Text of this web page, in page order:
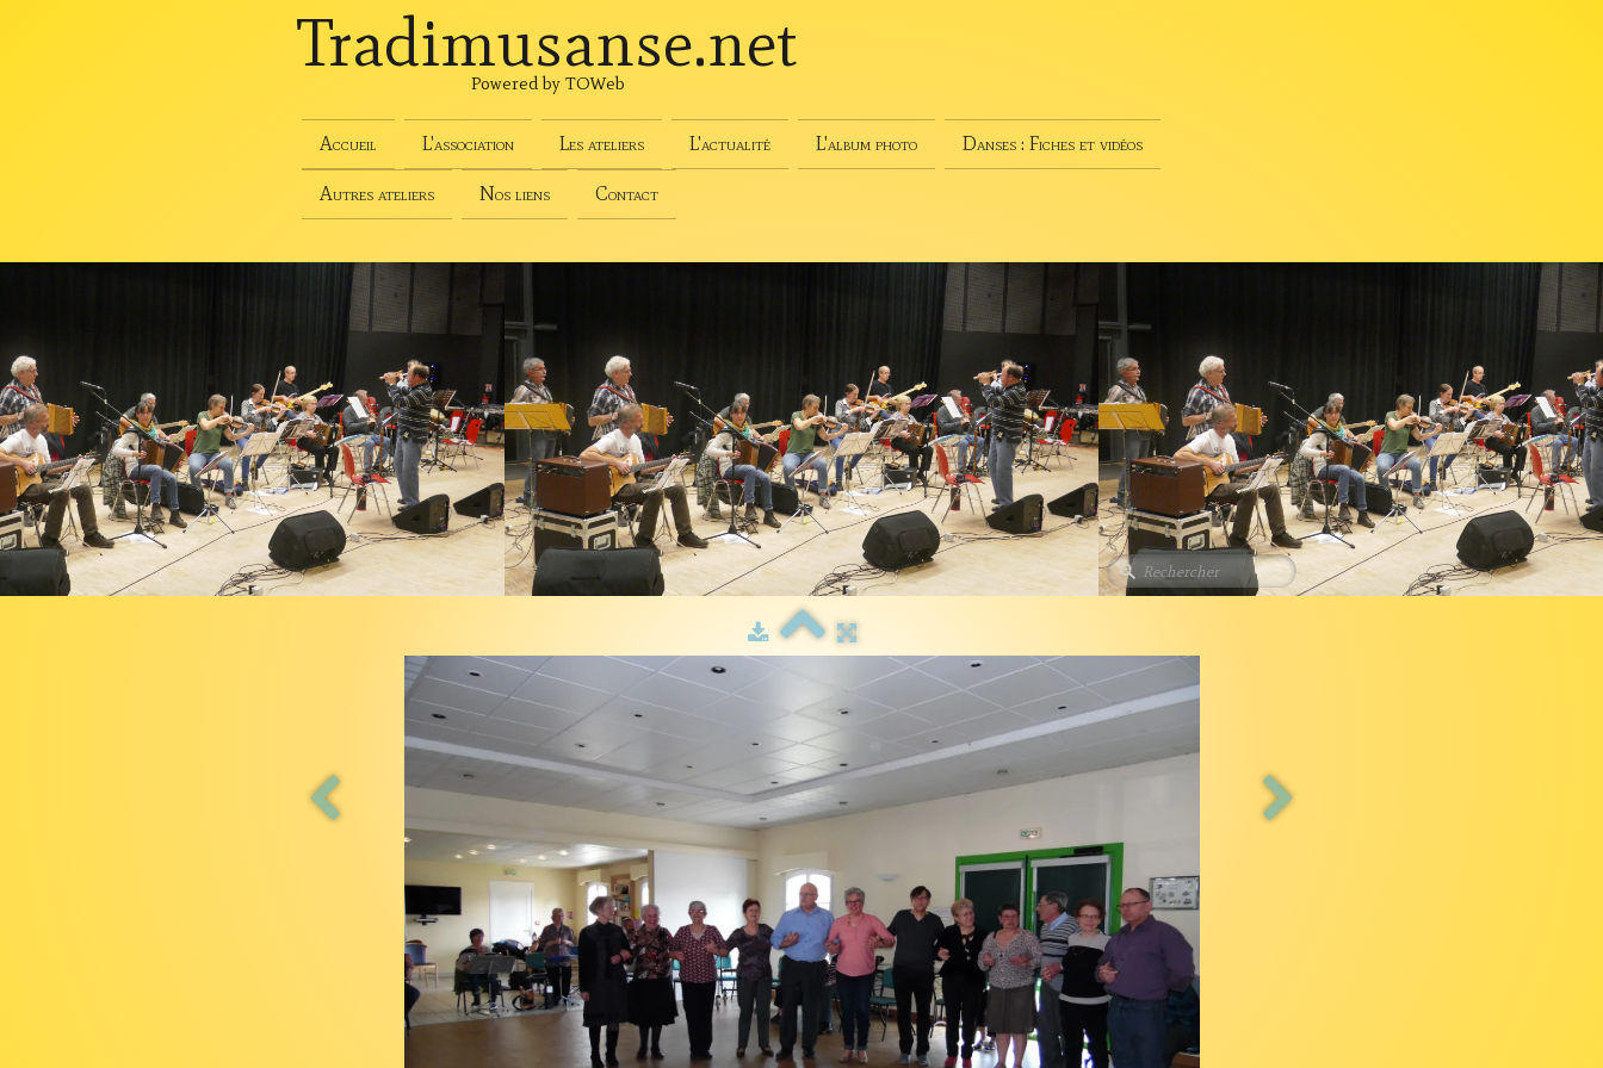
Tradimusanse.net
Powered by TOWeb
Accueil L'association Les ateliers L'actualité L'album photo Danses : Fiches et vidéos
Autres ateliers Nos liens Contact